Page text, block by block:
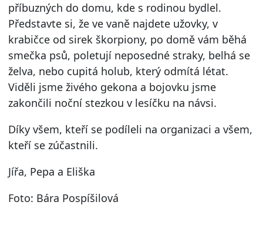
příbuzných do domu, kde s rodinou bydlel.
Představte si, že ve vaně najdete užovky, v
krabičce od sirek škorpiony, po domě vám běhá
smečka psů, poletují neposedné straky, belhá se
želva, nebo cupitá holub, který odmítá létat.
Viděli jsme živého gekona a bojovku jsme
zakončili noční stezkou v lesíčku na návsi.
Díky všem, kteří se podíleli na organizaci a všem,
kteří se zúčastnili.
Jířa, Pepa a Eliška
Foto: Bára Pospíšilová